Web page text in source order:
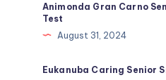
Animonda Gran Carno
Test
August 31, 2024
Eukanuba Caring Senior